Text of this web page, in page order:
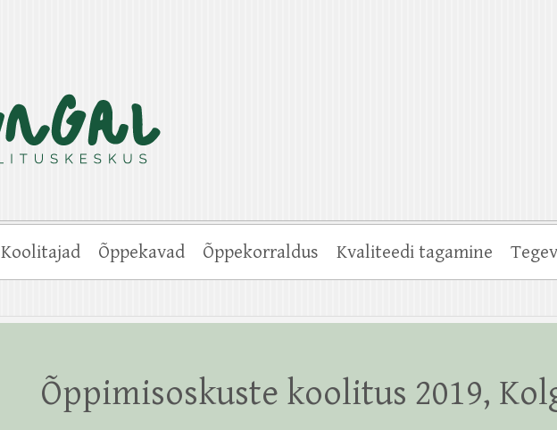
Koolitajad Õppekavad Õppekorraldus Kvaliteedi tagamine
Õppimisoskuste koolitus 2019,